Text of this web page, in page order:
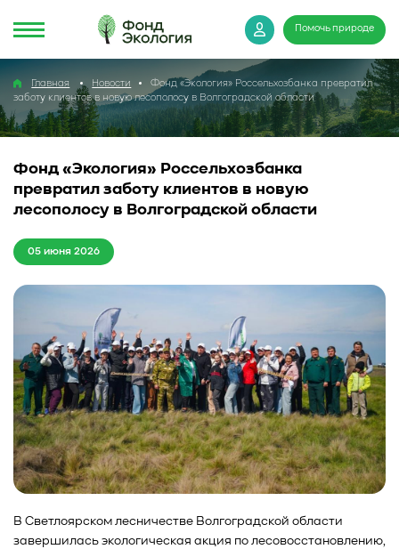
Помочь природе
Главная Новости
Фонд «Экология» Россельхозбанка превратил
заботу клиентов в новую лесополосу в Волгоградской области
Фонд «Экология» Россельхозбанка
превратил заботу клиентов в новую
лесополосу в Волгоградской области
05 июня 2026
В Светлоярском лесничестве Волгоградской области
завершилась экологическая акция по лесовосстановлению,